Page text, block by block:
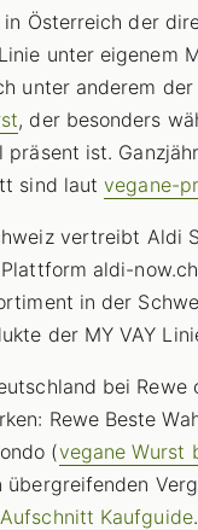
Österreich der
unter eigenem
unter anderem der
, der besonders
präsent ist.
sind lautvegane-
vertreibt Aldi
aldi-
in der
der MY VAY
bei
Rewe Beste
(vegane Wurst
übergreifenden
Kaufguide.